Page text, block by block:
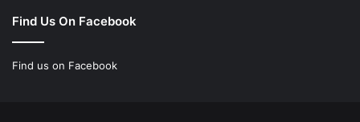
Find Us On Facebook
Find us on Facebook